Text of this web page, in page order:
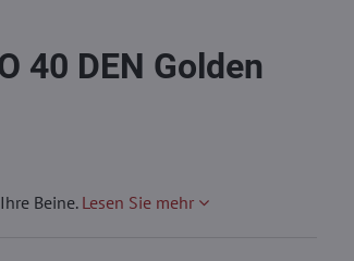
40 DEN Golden
Beine. Lesen Sie mehr